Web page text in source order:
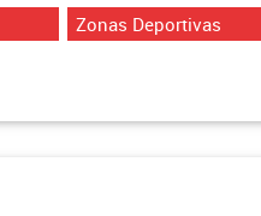
Zonas Deportivas